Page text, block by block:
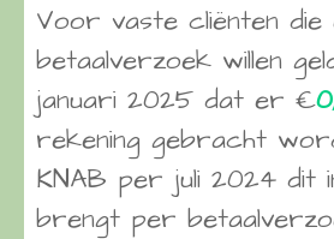
Voor vaste cliënten die
betaalverzoek willen
januari 2025 dat er €
rekening gebracht
KNAB per juli 2024 dit
brengt per